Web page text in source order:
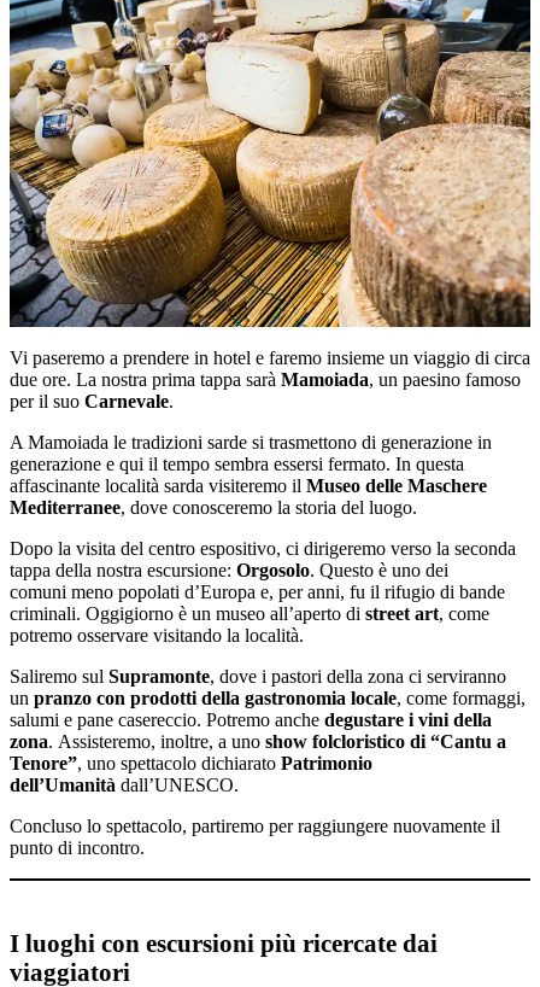
Vi paseremo a prendere in hotel e faremo insieme un viaggio di circa
due ore. La nostra prima tappa sarà Mamoiada, un paesino famoso
per il suo Carnevale.
A Mamoiada le tradizioni sarde si trasmettono di generazione in
generazione e qui il tempo sembra essersi fermato. In questa
affascinante località sarda visiteremo il Museo delle Maschere
Mediterranee, dove conosceremo la storia del luogo.
Dopo la visita del centro espositivo, ci dirigeremo verso la seconda
tappa della nostra escursione: Orgosolo. Questo è uno dei
comuni meno popolati d’Europa e, per anni, fu il rifugio di bande
criminali. Oggigiorno è un museo all’aperto di street art, come
potremo osservare visitando la località.
Saliremo sul Supramonte, dove i pastori della zona ci serviranno
un pranzo con prodotti della gastronomia locale, come formaggi,
salumi e pane casereccio. Potremo anche degustare i vini della
zona. Assisteremo, inoltre, a uno show folcloristico di “Cantu a
Tenore”, uno spettacolo dichiarato Patrimonio
dell’Umanità dall’UNESCO.
Concluso lo spettacolo, partiremo per raggiungere nuovamente il
punto di incontro.
I luoghi con escursioni più ricercate dai
viaggiatori